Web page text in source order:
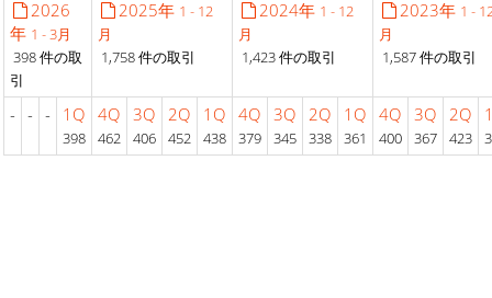
2026
年 1 - 3月
398 件の取
引
2025年 1 - 12
月
1,758 件の取引
2024年 1 - 12
月
1,423 件の取引
2023年 1 -
月
1,587 件の取引
- - - 1Q
398
4Q
462
3Q
406
2Q
452
1Q
438
4Q
379
3Q
345
2Q
338
1Q
361
4Q
400
3Q
367
2Q
423